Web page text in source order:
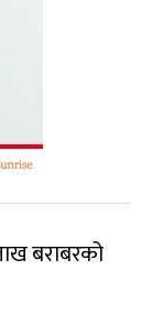
बराबरको